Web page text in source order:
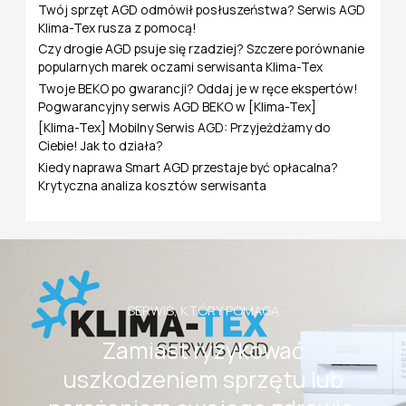
a
:
Twój sprzęt AGD odmówił posłuszeństwa? Serwis AGD
Klima-Tex rusza z pomocą!
Czy drogie AGD psuje się rzadziej? Szczere porównanie
popularnych marek oczami serwisanta Klima-Tex
Twoje BEKO po gwarancji? Oddaj je w ręce ekspertów!
Pogwarancyjny serwis AGD BEKO w [Klima-Tex]
[Klima-Tex] Mobilny Serwis AGD: Przyjeżdżamy do
Ciebie! Jak to działa?
Kiedy naprawa Smart AGD przestaje być opłacalna?
Krytyczna analiza kosztów serwisanta
SERWIS, KTÓRY POMAGA
Zamiast ryzykować
uszkodzeniem sprzętu lub